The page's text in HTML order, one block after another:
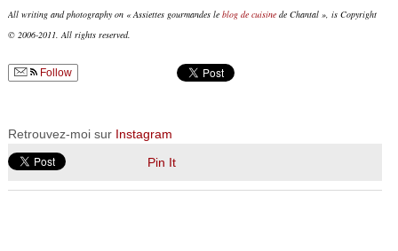
All writing and photography on « Assiettes gourmandes le blog de cuisinede Chantal », is Copyright
© 2006-2011. All rights reserved.
Follow
Retrouvez-moi sur Instagram
Pin It